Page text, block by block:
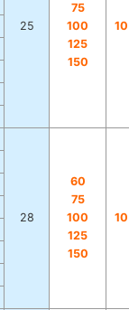
25
75
100
125
150
28
60
75
100
125
150